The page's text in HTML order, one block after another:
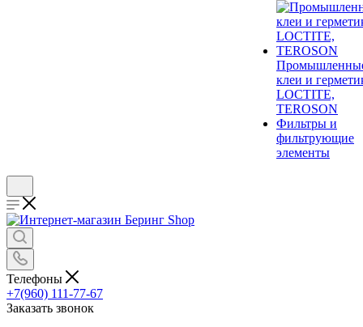
клеи и
LOCTITE,
TEROSON
Фильтры и
фильтрующие
элементы
Телефоны
+7(960) 111-77-67
Заказать звонок